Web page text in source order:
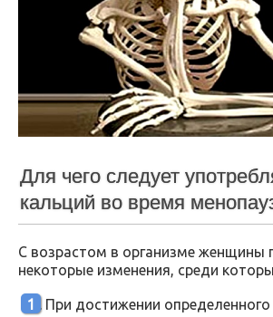
Для чего следует
кальций во время
С возрастом в организме женщины
некоторые изменения, среди
При достижении определенного